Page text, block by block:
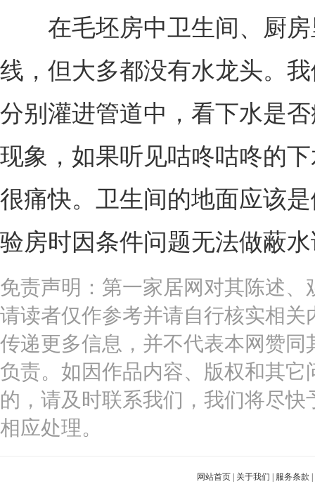
在毛坯房中卫生间、厨房
线，但大多都没有水龙头。
分别灌进管道中，看下水是
现象，如果听见咕咚咕咚的
很痛快。卫生间的地面应该
验房时因条件问题无法做蔽
免责声明：第一家居网对其陈述、
请读者仅作参考并请自行核实相关
传递更多信息，并不代表本网赞同
负责。如因作品内容、版权和其它
的，请及时联系我们，我们将尽快
相应处理。
网站首页 关于我们 服务条款